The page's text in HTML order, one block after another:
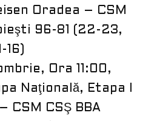
Oradea – CSM
96-81 (22-23,
Ora 11:00,
Naţională, Etapa I
CSM CSŞ BBA